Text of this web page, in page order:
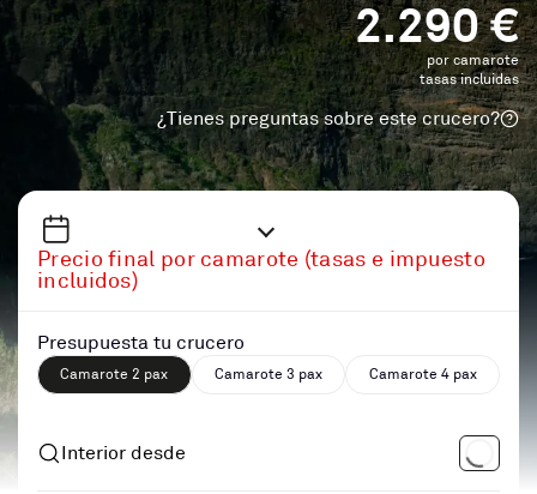
2.290 €
por camarote
tasas incluidas
¿Tienes preguntas sobre este crucero?
Precio final por camarote (tasas e impuesto
incluidos)
Presupuesta tu crucero
Camarote 2 pax Camarote 3 pax Camarote 4 pax
Interior desde